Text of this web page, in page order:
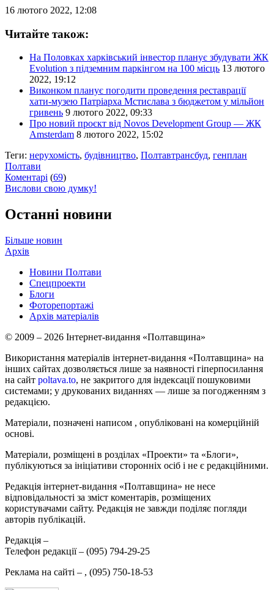
16 лютого 2022, 12:08
Читайте також:
На Половках харківський інвестор планує збудувати ЖК
Evolution з підземним паркінгом на 100 місць 13 лютого
2022, 19:12
Виконком планує погодити проведення реставрації
хати-музею Патріарха Мстислава з бюджетом у мільйон
гривень 9 лютого 2022, 09:33
Про новий проєкт від Novos Development Group — ЖК
Amsterdam 8 лютого 2022, 15:02
Теги: нерухомість, будівництво, Полтавтрансбуд, генплан
Полтави
Коментарі (69)
Вислови свою думку!
Останні новини
Більше новин
Архів
Новини Полтави
Спецпроекти
Блоги
Фоторепортажі
Архів матеріалів
© 2009 – 2026 Інтернет-видання «Полтавщина»
Використання матеріалів інтернет-видання «Полтавщина» на
інших сайтах дозволяється лише за наявності гіперпосилання
на сайт poltava.to, не закритого для індексації пошуковими
системами; у друкованих виданнях — лише за погодженням з
редакцією.
Матеріали, позначені написом , опубліковані на комерційній
основі.
Матеріали, розміщені в розділах «Проекти» та «Блоги»,
публікуються за ініціативи сторонніх осіб і не є редакційними.
Редакція інтернет-видання «Полтавщина» не несе
відповідальності за зміст коментарів, розміщених
користувачами сайту. Редакція не завжди поділяє погляди
авторів публікацій.
Редакція –
Телефон редакції – (095) 794-29-25
Реклама на сайті – , (095) 750-18-53